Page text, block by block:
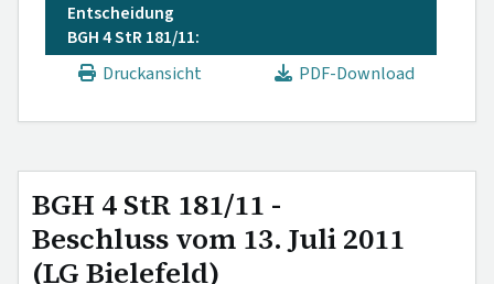
Entscheidung
BGH 4 StR 181/11:
Druckansicht
PDF-Download
BGH 4 StR 181/11 -
Beschluss vom 13. Juli 2011
(LG Bielefeld)